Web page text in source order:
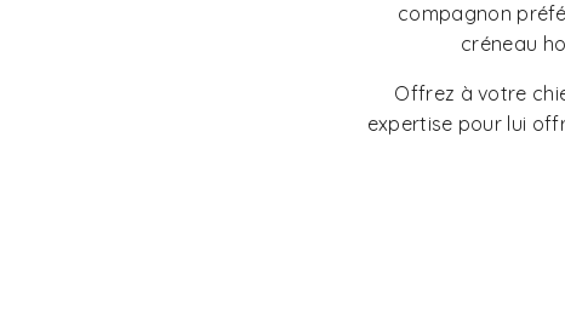
compagnon
créneau
Offrez à votre
expertise pour lui